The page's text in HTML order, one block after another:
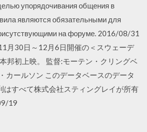
упорядочивания общения в
являются обязательными для
на форуме. 2016/08/31
月30日～12月6日開催の＜スウェーデ
邦初上映。 監督:モーテン・クリングベ
カールソン このデータベースのデータ
はすべて株式会社スティングレイが所有
19